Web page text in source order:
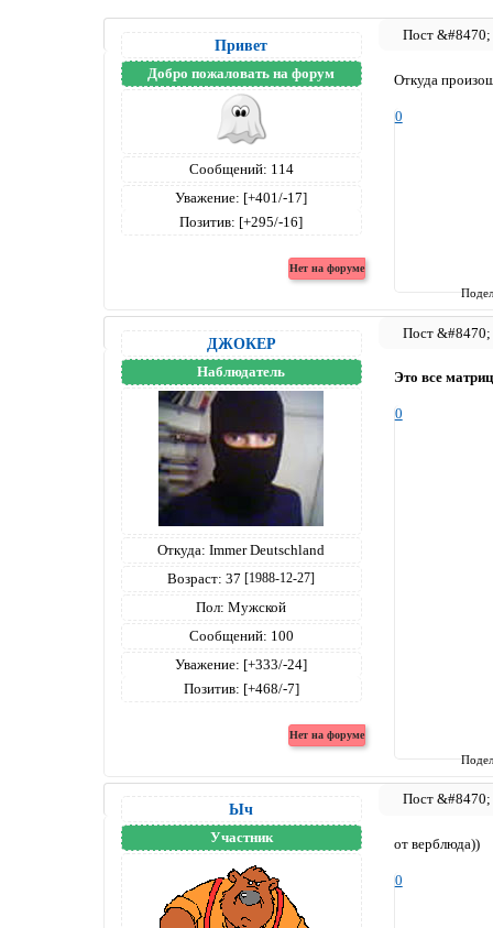
Привет
Добро пожаловать на форум
Сообщений: 114
Уважение: [+401/-17]
Позитив: [+295/-16]
Откуда
0
ДЖОКЕР
Наблюдатель
Откуда: Immer Deutschland
Возраст: 37[1988-12-27]
Пол: Мужской
Сообщений: 100
Уважение: [+333/-24]
Позитив: [+468/-7]
Это все
0
Ыч
Участник от верблюда))
0